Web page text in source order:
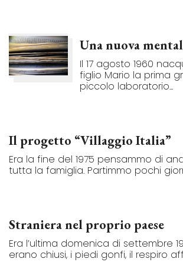
Una nuova
Il 17 agosto 1960
figlio Mario la prima
piccolo laboratorio...
Il progetto “Villaggio Italia”
Era la fine del 1975 pensammo di
tutta la famiglia. Partimmo pochi
Straniera nel proprio paese
Era l’ultima domenica di settembre
erano chiusi, i piedi gonfi, il respiro